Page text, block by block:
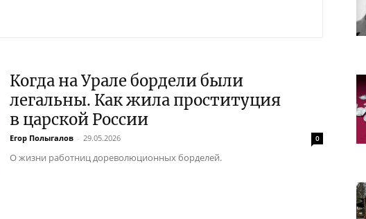
Когда на Урале бордели были
легальны. Как жила проституция
в царской России
Егор Полыгалов - 29.05.2026 0
О жизни работниц дореволюционных борделей.